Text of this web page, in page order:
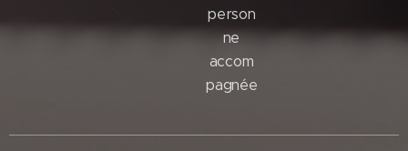
person
ne
accom
pagnée